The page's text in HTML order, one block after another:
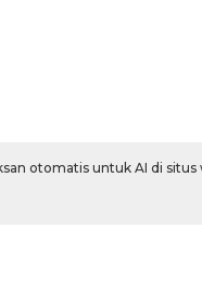
otomatis untuk AI di situs